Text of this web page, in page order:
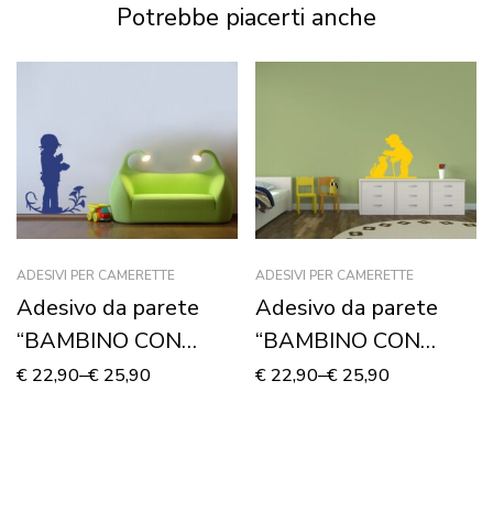
Potrebbe piacerti anche
ADESIVI PER CAMERETTE
Adesivo da parete
“BAMBINO CON
FIORI” – Adesivo
€ 22,90–€ 25,90
ADESIVI PER CAMERETTE
Adesivo da parete
“BAMBINO CON
GATTINO” – Adesivo
€ 22,90–€ 25,90